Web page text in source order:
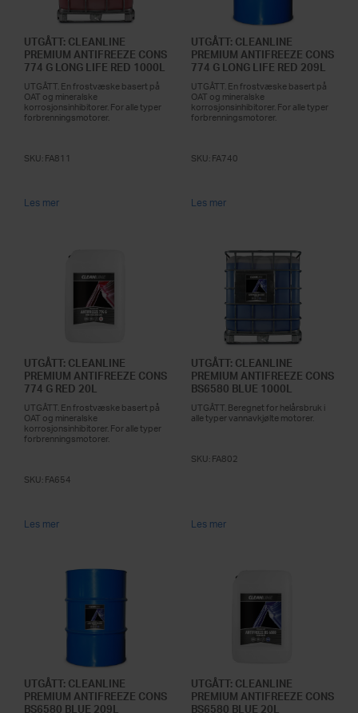
UTGÅTT: CLEANLINE
PREMIUM ANTIFREEZE CONS
774 G LONG LIFE RED 1000L
UTGÅTT. En frostvæske basert på
OAT og mineralske
korrosjonsinhibitorer. For alle typer
forbrenningsmotorer.
SKU: FA811
Les mer
UTGÅTT: CLEANLINE
PREMIUM ANTIFREEZE CONS
774 G LONG LIFE RED 209L
UTGÅTT. En frostvæske basert på
OAT og mineralske
korrosjonsinhibitorer. For alle typer
forbrenningsmotorer.
SKU: FA740
Les mer
UTGÅTT: CLEANLINE
PREMIUM ANTIFREEZE CONS
774 G RED 20L
UTGÅTT. En frostvæske basert på
OAT og mineralske
korrosjonsinhibitorer. For alle typer
forbrenningsmotorer.
SKU: FA654
Les mer
UTGÅTT: CLEANLINE
PREMIUM ANTIFREEZE CONS
BS6580 BLUE 1000L
UTGÅTT. Beregnet for helårsbruk i
alle typer vannavkjølte motorer.
SKU: FA802
Les mer
UTGÅTT: CLEANLINE
PREMIUM ANTIFREEZE CONS
BS6580 BLUE 209L
UTGÅTT: CLEANLINE
PREMIUM ANTIFREEZE CONS
BS6580 BLUE 20L